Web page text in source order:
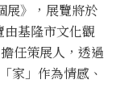
》，展覽將於
由基隆市文化觀
任策展人，透過
家」作為情感、